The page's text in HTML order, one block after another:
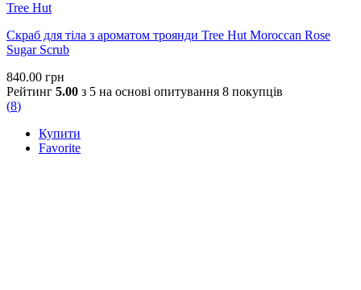
Tree Hut
Скраб для тіла з ароматом троянди Tree Hut Moroccan Rose
Sugar Scrub
840.00 грн
Рейтинг 5.00 з 5 на основі опитування 8 покупців
(8)
Купити
Favorite